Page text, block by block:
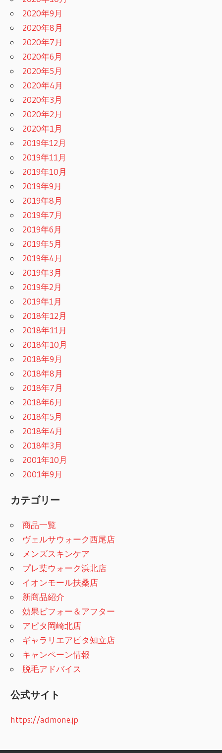
2020年9月
2020年8月
2020年7月
2020年6月
2020年5月
2020年4月
2020年3月
2020年2月
2020年1月
2019年12月
2019年11月
2019年10月
2019年9月
2019年8月
2019年7月
2019年6月
2019年5月
2019年4月
2019年3月
2019年2月
2019年1月
2018年12月
2018年11月
2018年10月
2018年9月
2018年8月
2018年7月
2018年6月
2018年5月
2018年4月
2018年3月
2001年10月
2001年9月
カテゴリー
商品一覧
ヴェルサウォーク西尾店
メンズスキンケア
プレ葉ウォーク浜北店
イオンモール扶桑店
新商品紹介
効果ビフォー＆アフター
アピタ岡崎北店
ギャラリエアピタ知立店
キャンペーン情報
脱毛アドバイス
公式サイト
https://admone.jp